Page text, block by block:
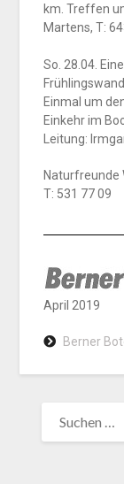
km. Treffen
Martens, T:
So. 28.04. Eine
Einmal um
Einkehr im
Leitung:
Naturfreunde
T: 531 77 09
April 2019
Berner